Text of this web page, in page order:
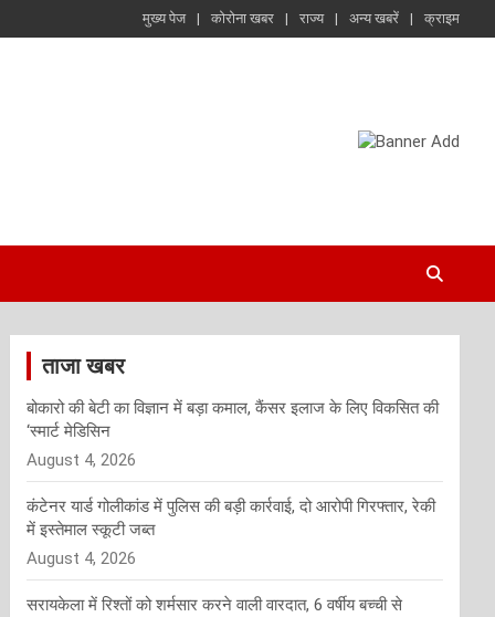
मुख्य पेज कोरोना खबर राज्य अन्य खबरें क्राइम
ताजा खबर
बोकारो की बेटी का विज्ञान में बड़ा कमाल, कैंसर इलाज के लिए विकसित की
‘स्मार्ट मेडिसिन
August 4, 2026
कंटेनर यार्ड गोलीकांड में पुलिस की बड़ी कार्रवाई, दो आरोपी गिरफ्तार, रेकी
में इस्तेमाल स्कूटी जब्त
August 4, 2026
सरायकेला में रिश्तों को शर्मसार करने वाली वारदात, 6 वर्षीय बच्ची से